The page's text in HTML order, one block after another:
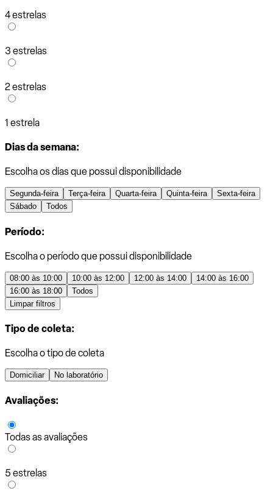
4 estrelas
3 estrelas
2 estrelas
1 estrela
Dias da semana:
Escolha os dias que possui disponibilidade
Segunda-feira Terça-feira Quarta-feira Quinta-feira
Sexta-feira
Sábado
Todos
Período:
Escolha o período que possui disponibilidade
08:00 às 10:00 10:00 às 12:00 12:00 às 14:00
14:00 às 16:00
16:00 às 18:00
Todos
Limpar filtros
Tipo de coleta:
Escolha o tipo de coleta
Domiciliar No laboratório
Avaliações:
Todas as avaliações
5 estrelas